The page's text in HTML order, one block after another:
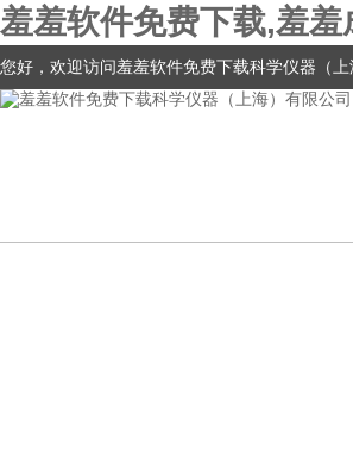
羞羞软件免费下载,羞
您好，欢迎访问羞羞软件免费下载科学仪器（上海